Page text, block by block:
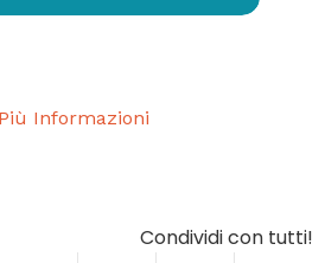
Più Informazioni
Condividi con tutti!